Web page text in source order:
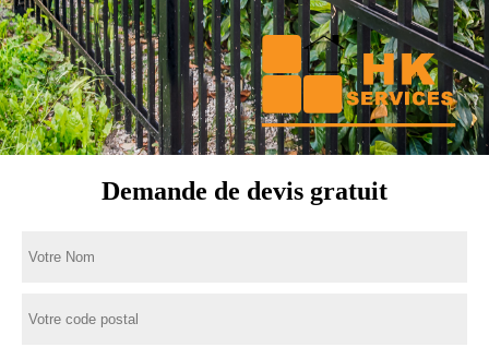
Demande de devis gratuit